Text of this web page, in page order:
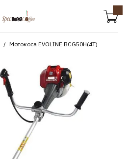
Мотокоса EVOLINE BCG50H(4T)